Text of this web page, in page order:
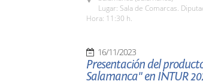
Lugar: Sala de Comarcas.
Hora: 11:30 h.
16/11/2023
Presentación del
Salamanca" en INTUR